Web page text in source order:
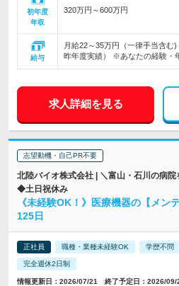
初年度
年収
320万円～600万円
給与
月給22～35万円（一律手当含む)
昨年度実績） ※あなたの経験・
求人詳細を見る
志望動機・自己PR不要
北陸バイオ株式会社 | ＼富山・石川の病
◆土日祝休み
《未経験OK！》医療機器の【メ
125日
正社員 職種・業種未経験OK 学歴不問
完全週休2日制
情報更新日：2026/07/21 終了予定日：2026/09/